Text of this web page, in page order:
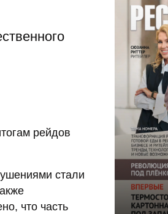
рейдов
стали
что часть